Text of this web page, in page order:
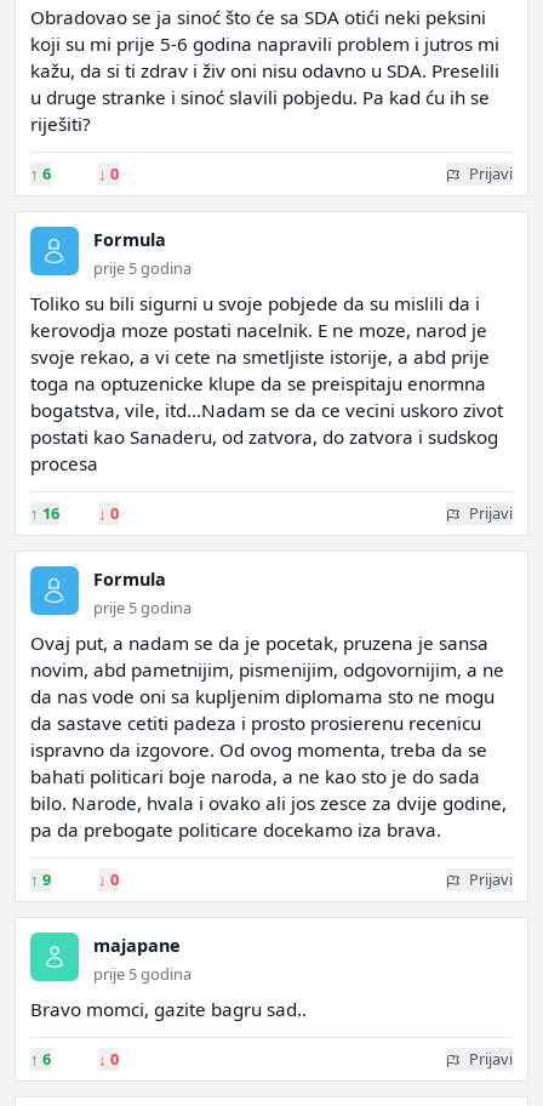
Obradovao se ja sinoć što će sa SDA otići neki peksini
koji su mi prije 5-6 godina napravili problem i jutros mi
kažu, da si ti zdrav i živ oni nisu odavno u SDA. Preselili
u druge stranke i sinoć slavili pobjedu. Pa kad ću ih se
riješiti?
↑ 6 ↓ 0 Prijavi
Formula
prije 5 godina
Toliko su bili sigurni u svoje pobjede da su mislili da i
kerovodja moze postati nacelnik. E ne moze, narod je
svoje rekao, a vi cete na smetljiste istorije, a abd prije
toga na optuzenicke klupe da se preispitaju enormna
bogatstva, vile, itd...Nadam se da ce vecini uskoro zivot
postati kao Sanaderu, od zatvora, do zatvora i sudskog
procesa
↑ 16 ↓ 0 Prijavi
Formula
prije 5 godina
Ovaj put, a nadam se da je pocetak, pruzena je sansa
novim, abd pametnijim, pismenijim, odgovornijim, a ne
da nas vode oni sa kupljenim diplomama sto ne mogu
da sastave cetiti padeza i prosto prosierenu recenicu
ispravno da izgovore. Od ovog momenta, treba da se
bahati politicari boje naroda, a ne kao sto je do sada
bilo. Narode, hvala i ovako ali jos zesce za dvije godine,
pa da prebogate politicare docekamo iza brava.
↑ 9 ↓ 0 Prijavi
majapane
prije 5 godina
Bravo momci, gazite bagru sad..
↑ 6 ↓ 0 Prijavi